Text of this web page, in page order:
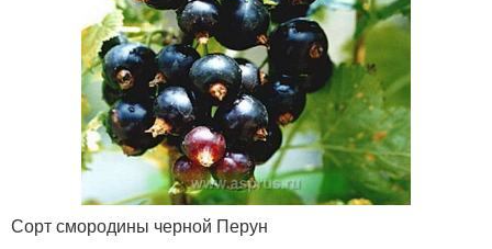
Сорт смородины черной Перун